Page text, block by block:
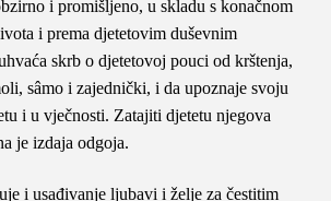
i promišljeno, u skladu s konačnom
i prema djetetovim duševnim
skrb o djetetovoj pouci od krštenja,
sâmo i zajednički, i da upoznaje svoju
i u vječnosti. Zatajiti djetetu njegova
je izdaja odgoja.
i usađivanje ljubavi i želje za čestitim